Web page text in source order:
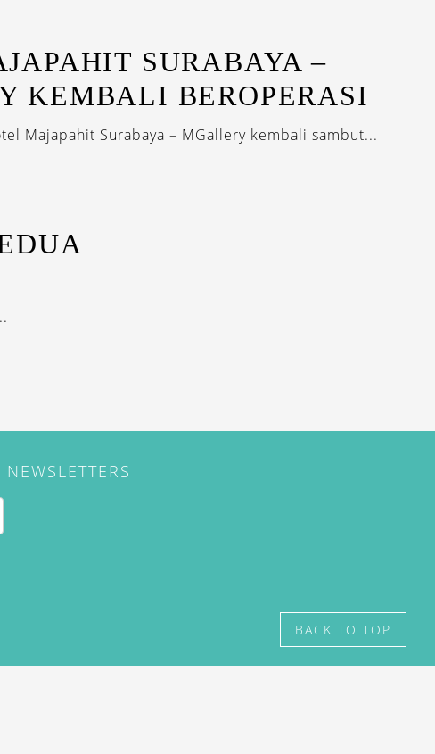
SURABAYA –
KEMBALI BEROPERASI
Majapahit Surabaya – MGallery kembali sambut...
BACK TO TOP